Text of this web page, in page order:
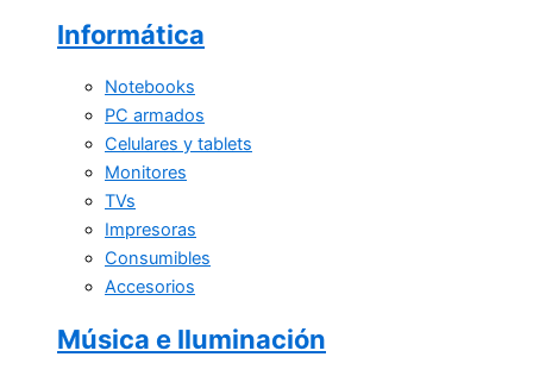
Informática
Notebooks
PC armados
Celulares y tablets
Monitores
TVs
Impresoras
Consumibles
Accesorios
Música e Iluminación